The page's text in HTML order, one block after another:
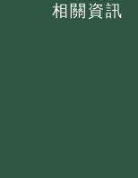
相關資訊